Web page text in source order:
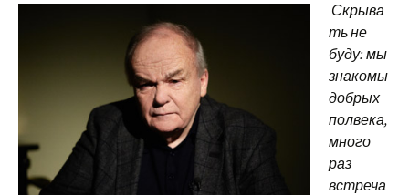
Скрыва
ть не
буду: мы
знакомы
добрых
полвека,
много
раз
встреча